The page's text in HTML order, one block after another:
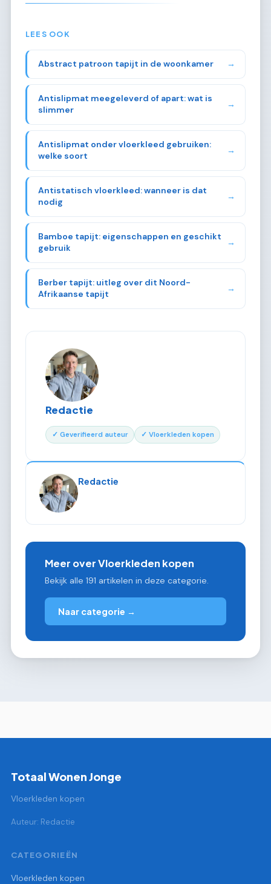
LEES OOK
Abstract patroon tapijt in de woonkamer →
Antislipmat meegeleverd of apart: wat is
slimmer
→
Antislipmat onder vloerkleed gebruiken:
welke soort
→
Antistatisch vloerkleed: wanneer is dat
nodig
→
Bamboe tapijt: eigenschappen en geschikt
gebruik
→
Berber tapijt: uitleg over dit Noord-
Afrikaanse tapijt
→
Redactie
✓ Geverifieerd auteur ✓ Vloerkleden kopen
Redactie
Meer over Vloerkleden kopen
Bekijk alle 191 artikelen in deze categorie.
Naar categorie →
Totaal Wonen Jonge
Vloerkleden kopen
Auteur: Redactie
CATEGORIEËN
Vloerkleden kopen